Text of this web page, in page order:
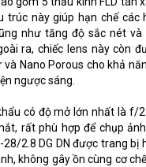
trúc này giúp hạn chế các
như tăng độ sắc nét
ra, chiếc lens này còn
và Nano Porous cho khả
ngược sáng.
có độ mở lớn nhất là f/
rất phù hợp để chụp
2.8 DG DN được trang bị
không gây ồn cùng cơ